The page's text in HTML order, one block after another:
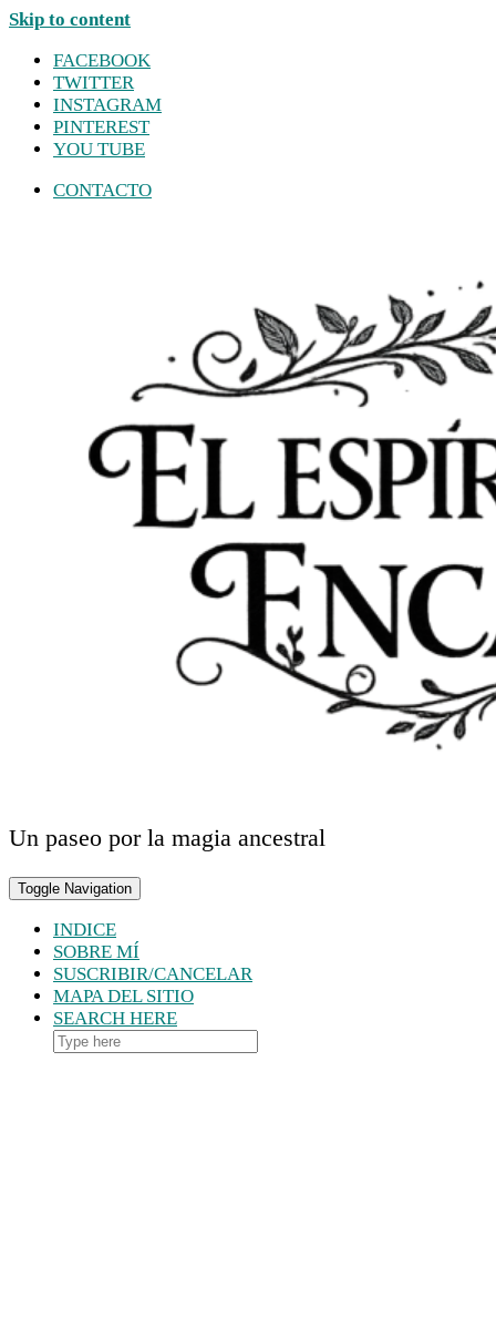
Skip to content
FACEBOOK
TWITTER
INSTAGRAM
PINTEREST
YOU TUBE
CONTACTO
Un paseo por la magia ancestral
Toggle Navigation
INDICE
SOBRE MÍ
SUSCRIBIR/CANCELAR
MAPA DEL SITIO
SEARCH HERE